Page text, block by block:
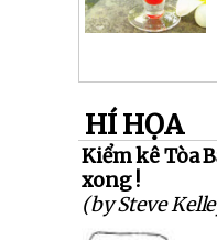
HÍ HỌA
Kiểm kê Tòa
xong !
(by Steve